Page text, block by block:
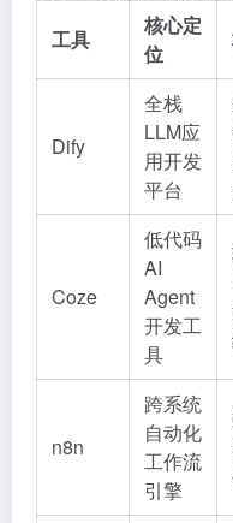
工具
核心定
位
Dify
全栈
LLM应
用开发
平台
Coze
低代码
AI
Agent
开发工
具
n8n
跨系统
自动化
工作流
引擎